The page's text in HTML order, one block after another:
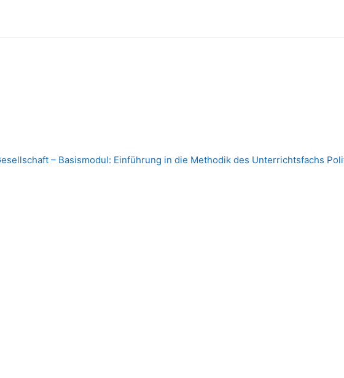
– Basismodul: Einführung in die Methodik des Unterrichtsfachs